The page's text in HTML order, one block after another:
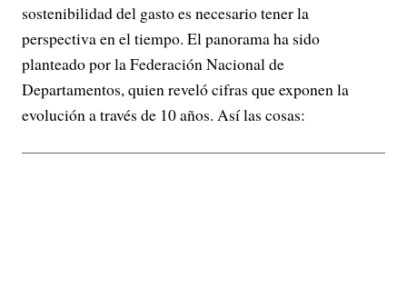
sostenibilidad del gasto es necesario tener la
perspectiva en el tiempo. El panorama ha sido
planteado por la Federación Nacional de
Departamentos, quien reveló cifras que exponen la
evolución a través de 10 años. Así las cosas: